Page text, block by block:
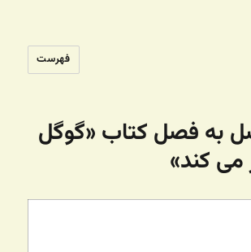
فهرست
به فصل کتاب «گوگل
می کند»